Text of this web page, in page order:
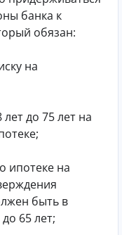
банка к
обязан:
на
до 75 лет на
ипотеке на
быть в
65 лет;